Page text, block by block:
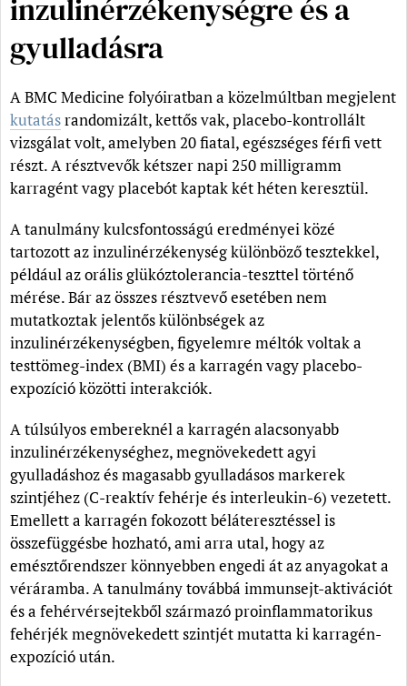
inzulinérzékenységre és a
gyulladásra
A BMC Medicine folyóiratban a közelmúltban megjelent
kutatásrandomizált, kettős vak, placebo-kontrollált
vizsgálat volt, amelyben 20 fiatal, egészséges férfi vett
részt. A résztvevők kétszer napi 250 milligramm
karragént vagy placebót kaptak két héten keresztül.
A tanulmány kulcsfontosságú eredményei közé
tartozott az inzulinérzékenység különböző tesztekkel,
például az orális glükóztolerancia-teszttel történő
mérése. Bár az összes résztvevő esetében nem
mutatkoztak jelentős különbségek az
inzulinérzékenységben, figyelemre méltók voltak a
testtömeg-index (BMI) és a karragén vagy placebo-
expozíció közötti interakciók.
A túlsúlyos embereknél a karragén alacsonyabb
inzulinérzékenységhez, megnövekedett agyi
gyulladáshoz és magasabb gyulladásos markerek
szintjéhez (C-reaktív fehérje és interleukin-6) vezetett.
Emellett a karragén fokozott béláteresztéssel is
összefüggésbe hozható, ami arra utal, hogy az
emésztőrendszer könnyebben engedi át az anyagokat a
véráramba. A tanulmány továbbá immunsejt-aktivációt
és a fehérvérsejtekből származó proinflammatorikus
fehérjék megnövekedett szintjét mutatta ki karragén-
expozíció után.